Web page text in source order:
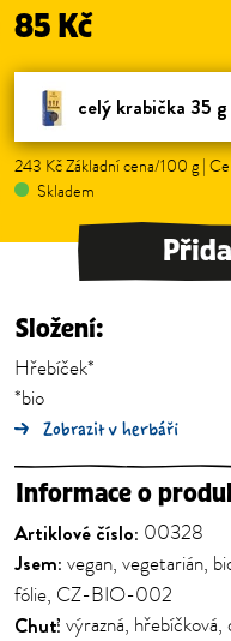
85 Kč
celý krabička 35 g
243 Kč Základní cena/100 g |
Skladem
Složení:
Hřebíček*
*bio
Zobrazit v herbáři
Informace o
Artiklové číslo: 00328
Jsem: vegan, vegetarián,
fólie, CZ-BIO-002
Chuť: výrazná, hřebíčková,